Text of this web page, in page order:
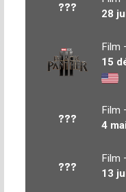
???
28
Film
15
???
Film
4
???
Film
13